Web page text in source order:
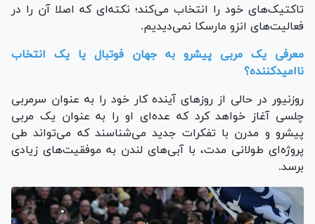
تاکتیک‌های خود را انتخاب می‌کند؛ نکته‌ای که اصلا آن را در
فعالیت‌های انزو مارسکا نمی‌دیدیم.
معرفی یک مربی پیشرو به جهان فوتبال یا یک انتخاب
ناامیدکننده؟
روزنیور در حالی از روز‌های آینده کار خود را به عنوان سرمربی
چلسی آغاز خواهد کرد که عده‌ای او را به عنوان یک مربی
پیشرو و مدرن با تفکرات جدید می‌شناسند که می‌تواند طی
پروژه‌ای طولانی مدت، با آبی‌های لندن به موفقیت‌های زیادی
برسد.